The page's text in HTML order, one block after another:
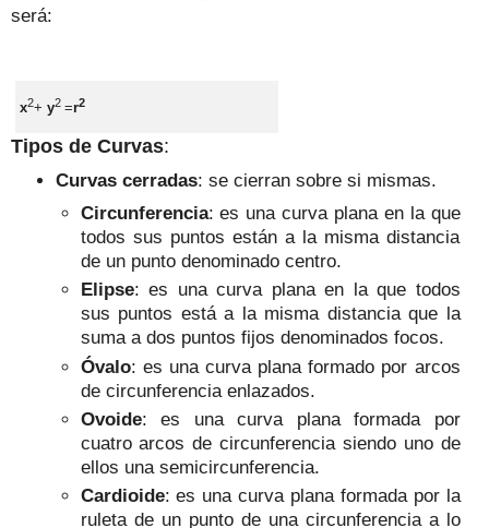
será:
x2+y2 =r2
Tipos de Curvas:
Curvascerradas: se cierran sobre si mismas.
Circunferencia: es una curva plana en la que
todos sus puntos están a la misma distancia
de un punto denominado centro.
Elipse: es una curva plana en la que todos
sus puntos está a la misma distancia que la
suma a dos puntos fijos denominados focos.
Óvalo: es una curva plana formado por arcos
de circunferencia enlazados.
Ovoide: es una curva plana formada por
cuatro arcos de circunferencia siendo unode
ellos una semicircunferencia.
Cardioide: es una curva plana formada por la
ruleta de un punto de una circunferencia a lo